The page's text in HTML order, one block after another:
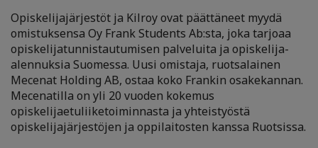
Opiskelijajärjestöt ja Kilroy ovat päättäneet myydä
omistuksensa Oy Frank Students Ab:sta, joka tarjoaa
opiskelijatunnistautumisen palveluita ja opiskelija-
alennuksia Suomessa. Uusi omistaja, ruotsalainen
Mecenat Holding AB, ostaa koko Frankin osakekannan.
Mecenatilla on yli 20 vuoden kokemus
opiskelijaetuliiketoiminnasta ja yhteistyöstä
opiskelijajärjestöjen ja oppilaitosten kanssa Ruotsissa.